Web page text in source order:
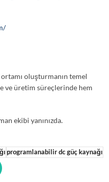
oluşturmanın temel
ve üretim süreçlerinde hem
ekibi yanınızda.
programlanabilir dc güç kaynağı